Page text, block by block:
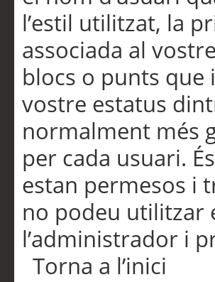
l’estil utilitzat, la
associada al
blocs o punts
vostre estatus
normalment més
per cada usuari.
estan permesos i
no podeu utilitzar
l’administrador i
Torna a l’inici